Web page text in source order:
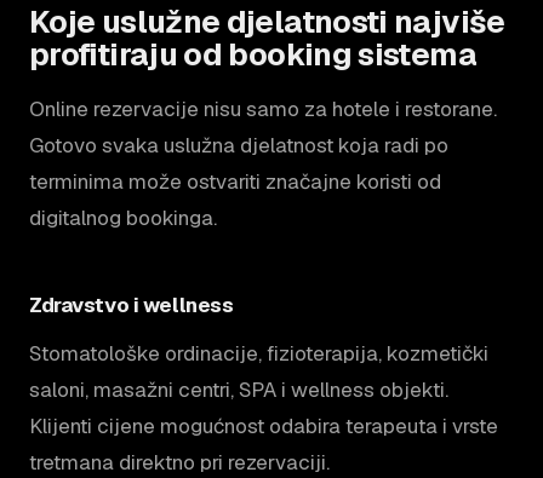
Koje uslužne djelatnosti najviše
profitiraju od booking sistema
Online rezervacije nisu samo za hotele i restorane.
Gotovo svaka uslužna djelatnost koja radi po
terminima može ostvariti značajne koristi od
digitalnog bookinga.
Zdravstvo i wellness
Stomatološke ordinacije, fizioterapija, kozmetički
saloni, masažni centri, SPA i wellness objekti.
Klijenti cijene mogućnost odabira terapeuta i vrste
tretmana direktno pri rezervaciji.